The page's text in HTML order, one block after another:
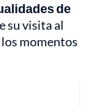
de
su visita al
momentos